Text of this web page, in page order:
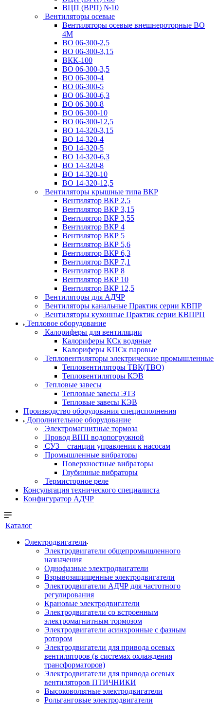
ВЦП (ВРП) №10
Вентиляторы осевые
Вентиляторы осевые внешнероторные ВО
4М
ВО 06-300-2,5
ВО 06-300-3,15
ВКК-100
ВО 06-300-3,5
ВО 06-300-4
ВО 06-300-5
ВО 06-300-6,3
ВО 06-300-8
ВО 06-300-10
ВО 06-300-12,5
ВО 14-320-3,15
ВО 14-320-4
ВО 14-320-5
ВО 14-320-6,3
ВО 14-320-8
ВО 14-320-10
ВО 14-320-12,5
Вентиляторы крышные типа ВКР
Вентилятор ВКР 2,5
Вентилятор ВКР 3,15
Вентилятор ВКР 3,55
Вентилятор ВКР 4
Вентилятор ВКР 5
Вентилятор ВКР 5,6
Вентилятор ВКР 6,3
Вентилятор ВКР 7,1
Вентилятор ВКР 8
Вентилятор ВКР 10
Вентилятор ВКР 12,5
Вентиляторы для АДЧР
Вентиляторы канальные Практик серии КВПР
Вентиляторы кухонные Практик серии КВПРП
Тепловое оборудование
Калориферы для вентиляции
Калориферы КСк водяные
Калориферы КПСк паровые
Тепловентиляторы электрические промышленные
Тепловентиляторы ТВК(ТВО)
Тепловентиляторы КЭВ
Тепловые завесы
Тепловые завесы ЭТЗ
Тепловые завесы КЭВ
Производство оборудования специсполнения
Дополнительное оборудование
Электромагнитные тормоза
Провод ВПП водопогружной
СУЗ – станции управления к насосам
Промышленные вибраторы
Поверхностные вибраторы
Глубинные вибраторы
Термисторное реле
Консультация технического специалиста
Конфигуратор АДЧР
Каталог
Электродвигатели
Электродвигатели общепромышленного
назначения
Однофазные электродвигатели
Взрывозащищенные электродвигатели
Электродвигатели АДЧР для частотного
регулирования
Крановые электродвигатели
Электродвигатели со встроенным
электромагнитным тормозом
Электродвигатели асинхронные с фазным
ротором
Электродвигатели для привода осевых
вентиляторов (в системах охлаждения
трансформаторов)
Электродвигатели для привода осевых
вентиляторов ПТИЧНИКИ
Высоковольтные электродвигатели
Рольганговые электродвигатели